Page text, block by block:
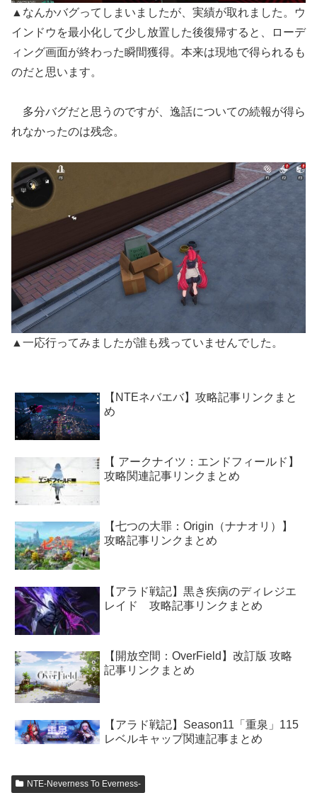
▲なんかバグってしまいましたが、実績が取れました。ウ
インドウを最小化して少し放置した後復帰すると、ローデ
ィング画面が終わった瞬間獲得。本来は現地で得られるも
のだと思います。
多分バグだと思うのですが、逸話についての続報が得ら
れなかったのは残念。
▲一応行ってみましたが誰も残っていませんでした。
【NTEネバエバ】攻略記事リンクまと
め
【 アークナイツ：エンドフィールド】
攻略関連記事リンクまとめ
【七つの大罪：Origin（ナナオリ）】
攻略記事リンクまとめ
【アラド戦記】黒き疾病のディレジエ
レイド 攻略記事リンクまとめ
【開放空間：OverField】改訂版 攻略
記事リンクまとめ
【アラド戦記】Season11「重泉」115
レベルキャップ関連記事まとめ
NTE-Neverness To Everness-